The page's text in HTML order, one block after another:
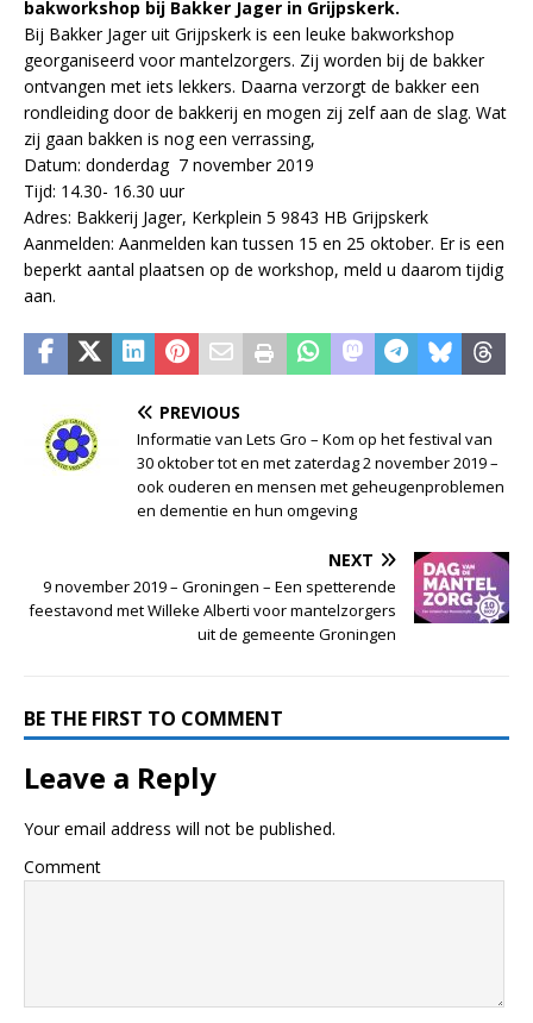
bakworkshop bij Bakker Jager in Grijpskerk.
Bij Bakker Jager uit Grijpskerk is een leuke bakworkshop
georganiseerd voor mantelzorgers. Zij worden bij de bakker
ontvangen met iets lekkers. Daarna verzorgt de bakker een
rondleiding door de bakkerij en mogen zij zelf aan de slag. Wat
zij gaan bakken is nog een verrassing,
Datum: donderdag 7 november 2019
Tijd: 14.30- 16.30 uur
Adres: Bakkerij Jager, Kerkplein 5 9843 HB Grijpskerk
Aanmelden: Aanmelden kan tussen 15 en 25 oktober. Er is een
beperkt aantal plaatsen op de workshop, meld u daarom tijdig
aan.
PREVIOUS
Informatie van Lets Gro – Kom op het festival van
30 oktober tot en met zaterdag 2 november 2019 –
ook ouderen en mensen met geheugenproblemen
en dementie en hun omgeving
NEXT
9 november 2019 – Groningen – Een spetterende
feestavond met Willeke Alberti voor mantelzorgers
uit de gemeente Groningen
BE THE FIRST TO COMMENT
Leave a Reply
Your email address will not be published.
Comment